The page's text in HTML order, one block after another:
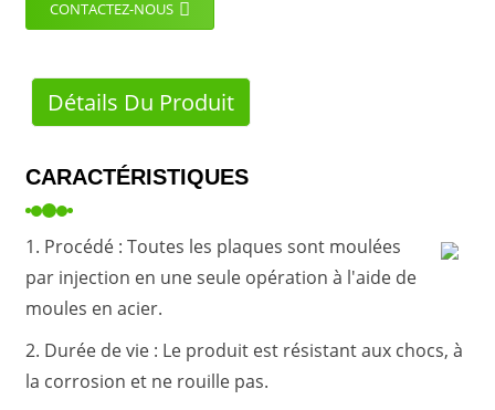
CONTACTEZ-NOUS
Détails Du Produit
CARACTÉRISTIQUES
1. Procédé : Toutes les plaques sont moulées
par injection en une seule opération à l'aide de
moules en acier.
2. Durée de vie : Le produit est résistant aux chocs, à
la corrosion et ne rouille pas.